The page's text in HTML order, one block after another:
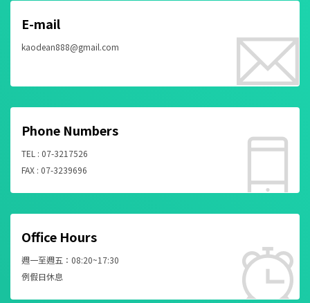
E-mail
kaodean888@gmail.com
Phone Numbers
TEL : 07-3217526
FAX : 07-3239696
Office Hours
週一至週五：08:20~17:30
例假日休息